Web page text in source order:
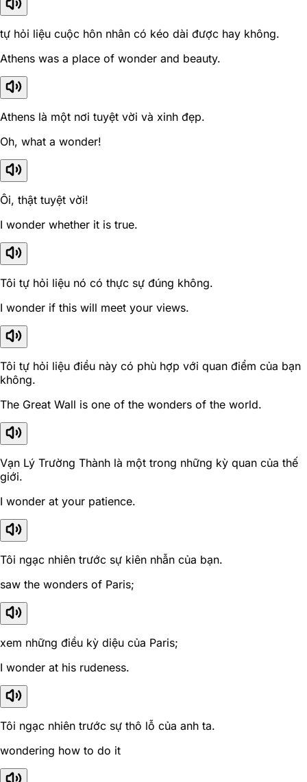
tự hỏi liệu cuộc hôn nhân có kéo dài được hay không.
Athens was a place of wonder and beauty.
Athens là một nơi tuyệt vời và xinh đẹp.
Oh, what a wonder!
Ôi, thật tuyệt vời!
I wonder whether it is true.
Tôi tự hỏi liệu nó có thực sự đúng không.
I wonder if this will meet your views.
Tôi tự hỏi liệu điều này có phù hợp với quan điểm của bạn
không.
The Great Wall is one of the wonders of the world.
Vạn Lý Trường Thành là một trong những kỳ quan của thế
giới.
I wonder at your patience.
Tôi ngạc nhiên trước sự kiên nhẫn của bạn.
saw the wonders of Paris;
xem những điều kỳ diệu của Paris;
I wonder at his rudeness.
Tôi ngạc nhiên trước sự thô lỗ của anh ta.
wondering how to do it